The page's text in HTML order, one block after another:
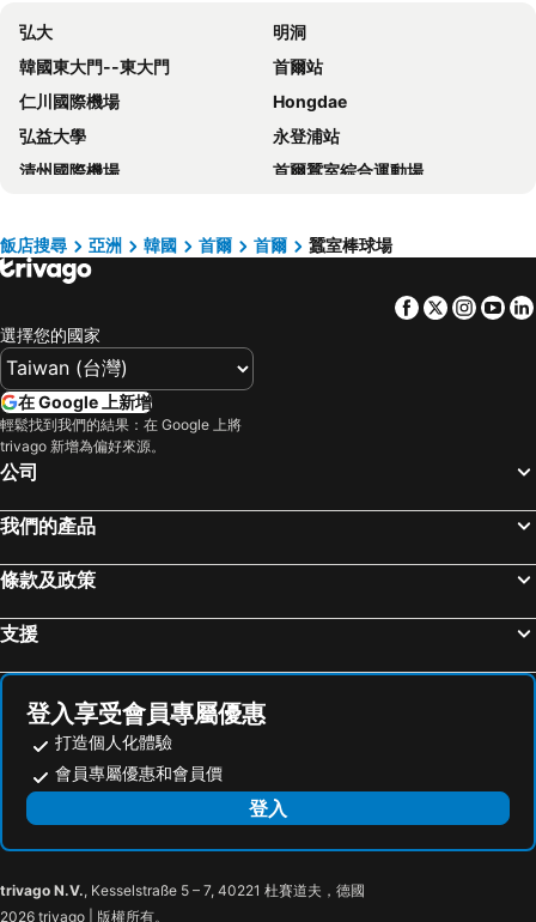
Nine Tree by Parnas Seoul Dongdaemun
Ehwa in Myeongdong
Hotel Skypark Central Myeongdong
Nine Tree by Parnas Seoul Myeongdong 2
Roynet Hotel Seoul Mapo
Homes Stay Myeongdong
Hotel Gracery Seoul
Savoy Hotel Myeongdong
ibis Ambassador Seoul Insadong
Line Hotel Myeongdong
Mercure Ambassador Seoul Hongdae
Grid Inn Hotel
Sollago Myeongdong Hotel & Residence
Travelodge Myeongdong Namsan
Grand Hilton Seoul
Roi Guesthouse
Hotel PJ Myeongdong
Hanok Hotel DAAM
Nine Tree by Parnas Seoul Myeongdong 1
Klaven Hotel Myeongdong City Hall
Mangrove Dongdaemun
Hotel Lumia Myeongdong
Hotel Pharos
Hotel the Castle Sincheon
Hotel Lavieen
Therese Hotel
Khan Residence
The Westin Seoul Parnas
弘大
明洞
韓國東大門--東大門
首爾站
仁川國際機場
Hongdae
弘益大學
永登浦站
清州國際機場
首爾蠶室綜合運動場
蠶室棒球場
Myeong-dong
龍山站
Dongdaemun Sijang
首爾世界杯體育場
昌德宮
Euljiro
Lotte World
Songdo Convensia
木洞棒球場
Gwangjingu
Gyeongbokgung
Bukhansan National Park
Songdo
首爾藝術中心
Sillim
Guro
Transit Tours - Seoul City Tour
Cheongdam
Samsung
Konkuk University
飯店搜尋 亞洲 韓國 首爾 首爾 蠶室棒球場
Facebook
Twitter
選擇您的國家
在 Google 上新增
輕鬆找到我們的結果：在 Google 上將
trivago 新增為偏好來源。
公司
我們的產品
條款及政策
支援
登入享受會員專屬優惠
打造個人化體驗
會員專屬優惠和會員價
登入
trivago N.V., Kesselstraße 5 – 7, 40221 杜賽道夫，德國
2026 trivago | 版權所有。